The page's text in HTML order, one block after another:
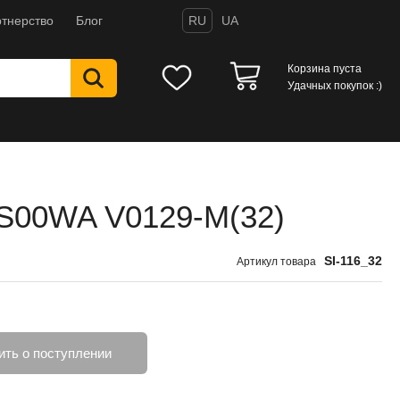
Блог RU UA
Корзина пуста
Удачных покупок :)
V0129-M(32)
Артикул товара SI-116_32
о поступлении